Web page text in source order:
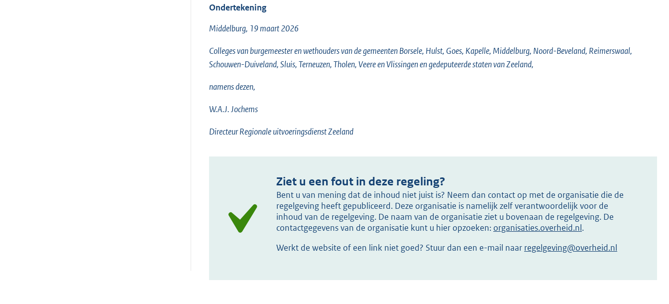
Ondertekening
Middelburg, 19 maart 2026
Colleges van burgemeester en wethouders van de gemeenten Borsele, Hulst, Goes, Kapelle, Middelburg, Noord-Beveland, Reimerswaal,
Schouwen-Duiveland, Sluis, Terneuzen, Tholen, Veere en Vlissingen en gedeputeerde staten van Zeeland,
namens dezen,
W.A.J. Jochems
Directeur Regionale uitvoeringsdienst Zeeland
Ziet u een fout in deze regeling?
Bent u van mening dat de inhoud niet juist is? Neem dan contact op met de organisatie die de
regelgeving heeft gepubliceerd. Deze organisatie is namelijk zelf verantwoordelijk voor de
inhoud van de regelgeving. De naam van de organisatie ziet u bovenaan de regelgeving. De
contactgegevens van de organisatie kunt u hier opzoeken: organisaties.overheid.nl.
Werkt de website of een link niet goed? Stuur dan een e-mail naar regelgeving@overheid.nl